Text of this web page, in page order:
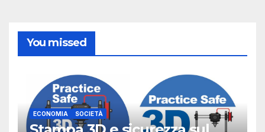
You missed
ECONOMIA SOCIETÀ